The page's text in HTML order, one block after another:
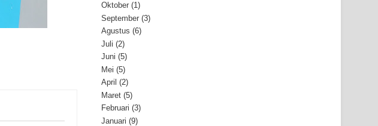
Oktober (1)
September (3)
Agustus (6)
Juli (2)
Juni (5)
Mei (5)
April (2)
Maret (5)
Februari (3)
Januari (9)